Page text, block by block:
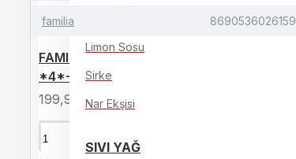
Limon Sosu
Sirke
Nar Ekşisi
SIVI YAĞ
familia 8690536026159
FAMILIA HAVLU 6 LI NATURAL
*4*-8690536026159
199,95TL